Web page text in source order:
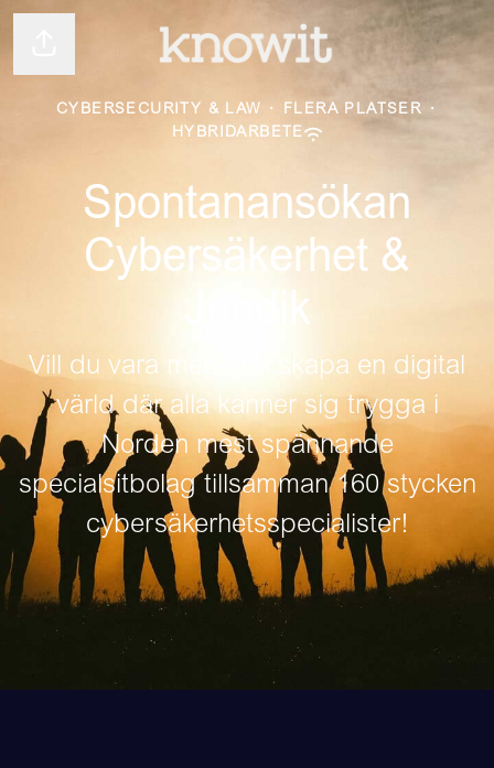
CYBERSECURITY & LAW · FLERA PLATSER
·
HYBRIDARBETE
Spontanansökan
Cybersäkerhet &
Juridik
Vill du vara med och skapa en digital
värld där alla känner sig trygga i
Norden mest spännande
specialsitbolag tillsamman 160 stycken
cybersäkerhetsspecialister!